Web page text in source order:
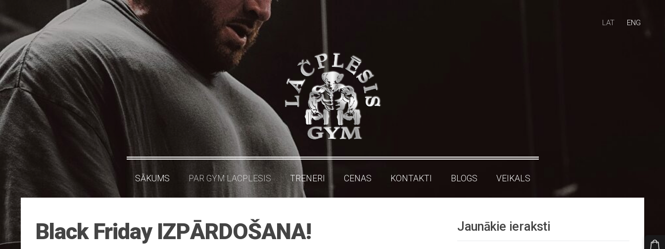
LAT ENG
SĀKUMS PAR GYM LACPLESIS TRENERI CENAS KONTAKTI BLOGS VEIKALS
Jaunākie ieraksti
Black Friday IZPĀRDOŠANA!